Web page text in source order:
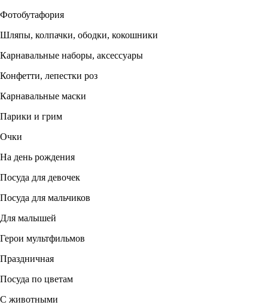
Фотобутафория
Шляпы, колпачки, ободки, кокошники
Карнавальные наборы, аксессуары
Конфетти, лепестки роз
Карнавальные маски
Парики и грим
Очки
На день рождения
Посуда для девочек
Посуда для мальчиков
Для малышей
Герои мультфильмов
Праздничная
Посуда по цветам
С животными